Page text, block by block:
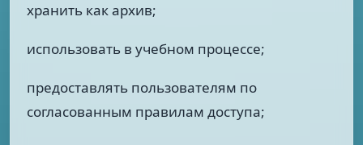
хранить как архив;
использовать в учебном процессе;
предоставлять пользователям по
согласованным правилам доступа;